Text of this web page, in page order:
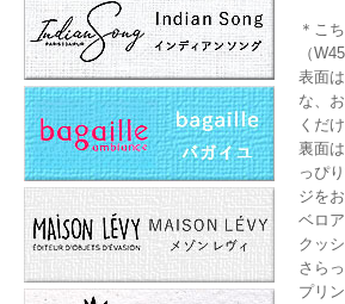
＊こ
（
表面
な、
くだ
裏面
っぴ
ジを
ベロ
クッ
さら
プリ